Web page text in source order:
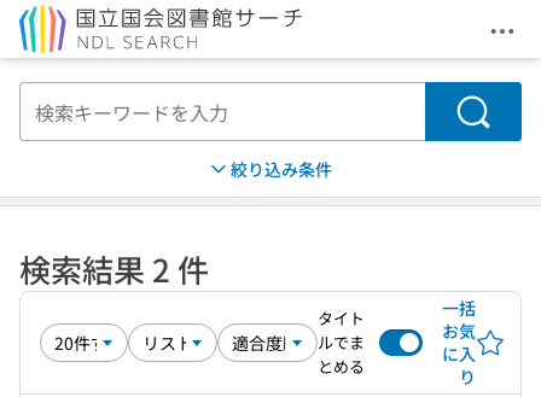
メ
検索
絞り込み条件
検索結果 2 件
タイト
ルでま
とめる
一括
お気
に入
り